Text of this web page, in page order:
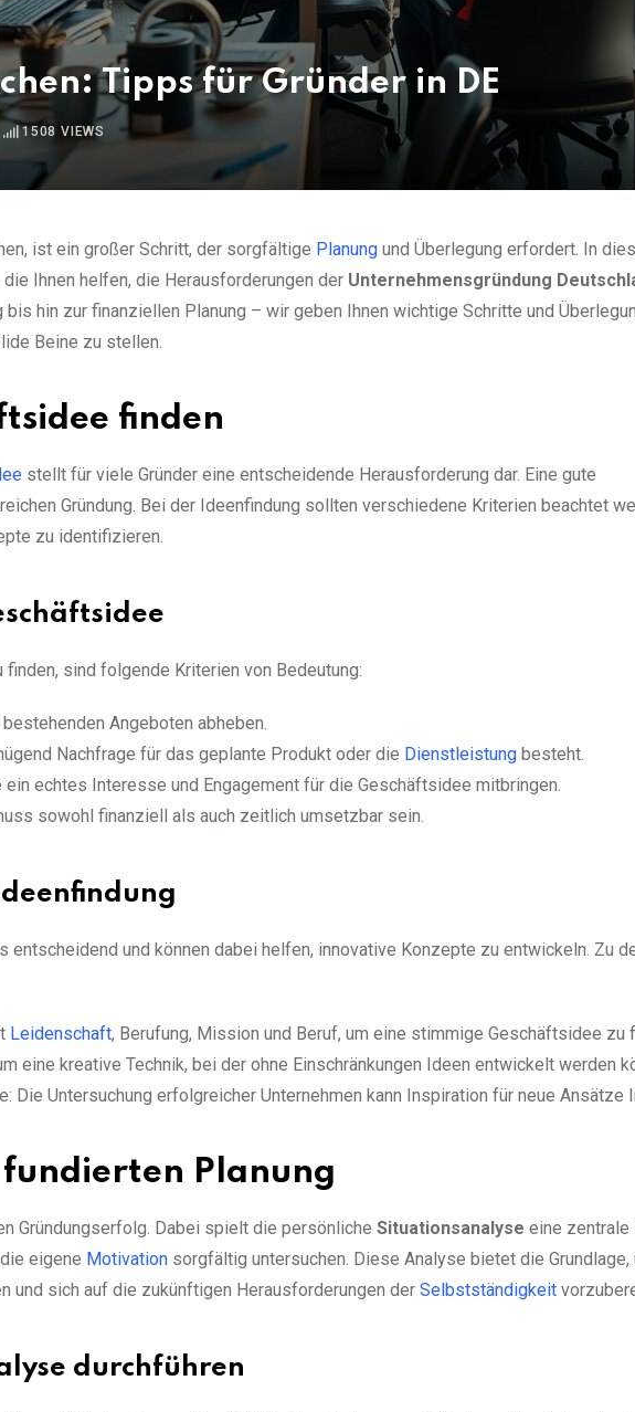
Tipps für Gründer in DE
1508 VIEWS
ist ein großer Schritt, der sorgfältige Planung und Überlegung erfordert. In
die Ihnen helfen, die Herausforderungen der Unternehmensgründung
hin zur finanziellen Planung – wir geben Ihnen wichtige Schritte und
Beine zu stellen.
finden
stellt für viele Gründer eine entscheidende Herausforderung dar. Eine gute
Gründung. Bei der Ideenfindung sollten verschiedene Kriterien beachtet
zu identifizieren.
sind folgende Kriterien von Bedeutung:
Angeboten abheben.
Nachfrage für das geplante Produkt oder die Dienstleistung besteht.
echtes Interesse und Engagement für die Geschäftsidee mitbringen.
sowohl finanziell als auch zeitlich umsetzbar sein.
und können dabei helfen, innovative Konzepte zu entwickeln. Zu
Leidenschaft, Berufung, Mission und Beruf, um eine stimmige Geschäftsidee zu
eine kreative Technik, bei der ohne Einschränkungen Ideen entwickelt werden
Die Untersuchung erfolgreicher Unternehmen kann Inspiration für neue Ansätze
fundierten Planung
Gründungserfolg. Dabei spielt die persönliche Situationsanalyse eine zentrale
eigene Motivation sorgfältig untersuchen. Diese Analyse bietet die Grundlage,
und sich auf die zukünftigen Herausforderungen der Selbstständigkeit
durchführen